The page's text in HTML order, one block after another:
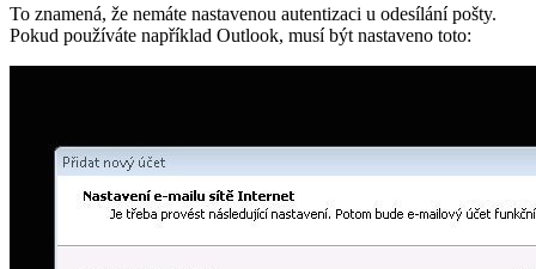
To znamená, že nemáte nastavenou autentizaci u odesílání pošty.
Pokud používáte například Outlook, musí být nastaveno toto: